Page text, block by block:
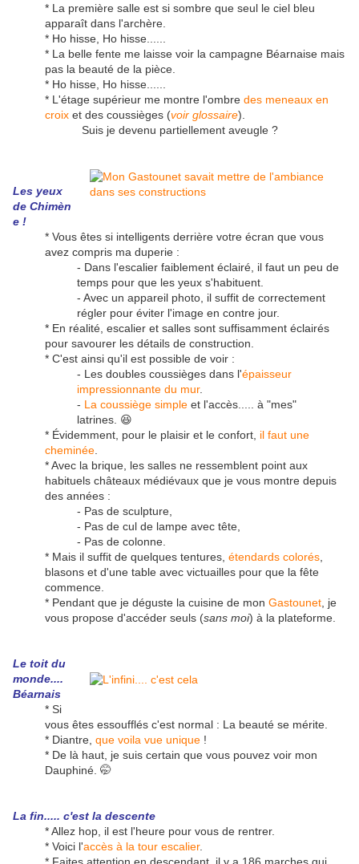
* La première salle est si sombre que seul le ciel bleu
apparaît dans l'archère.
* Ho hisse, Ho hisse......
* La belle fente me laisse voir la campagne Béarnaise mais
pas la beauté de la pièce.
* Ho hisse, Ho hisse......
* L'étage supérieur me montre l'ombre des meneaux en
croix et des coussièges (voir glossaire).
Suis je devenu partiellement aveugle ?
Les yeux
de Chimèn
e !
* Vous êtes si intelligents derrière votre écran que vous
avez compris ma duperie :
- Dans l'escalier faiblement éclairé, il faut un peu de
temps pour que les yeux s'habituent.
- Avec un appareil photo, il suffit de correctement
régler pour éviter l'image en contre jour.
* En réalité, escalier et salles sont suffisamment éclairés
pour savourer les détails de construction.
* C'est ainsi qu'il est possible de voir :
- Les doubles coussièges dans l'épaisseur
impressionnante du mur.
- La coussiège simple et l'accès..... à "mes"
latrines. 😆
* Évidemment, pour le plaisir et le confort, il faut une
cheminée
* Avec la brique, les salles ne ressemblent point aux
habituels châteaux médiévaux que je vous montre depuis
des années :
- Pas de sculpture,
- Pas de cul de lampe avec tête,
- Pas de colonne.
* Mais il suffit de quelques tentures, étendards colorés
blasons et d'une table avec victuailles pour que la fête
commence.
* Pendant que je déguste la cuisine de mon Gastounet , je
vous propose d'accéder seuls (sans moi) à la plateforme.
Le toit du
monde....
Béarnais
* Si
vous êtes essoufflés c'est normal : La beauté se mérite.
* Diantre, que voila vue unique !
* De là haut, je suis certain que vous pouvez voir mon
Dauphiné. 🤭
La fin..... c'est la descente
* Allez hop, il est l'heure pour vous de rentrer.
* Voici l'accès à la tour escalier.